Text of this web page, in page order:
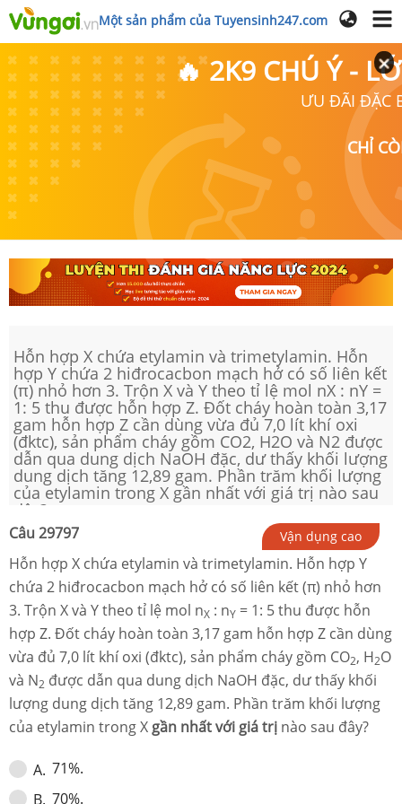
Một sản phẩm của Tuyensinh247.com
🔥 2K9 CHÚ Ý -
ƯU ĐÃI ĐẶC
CHỈ
Hỗn hợp X chứa etylamin và trimetylamin. Hỗn
hợp Y chứa 2 hiđrocacbon mạch hở có số liên kết
(π) nhỏ hơn 3. Trộn X và Y theo tỉ lệ mol nX : nY =
1: 5 thu được hỗn hợp Z. Đốt cháy hoàn toàn 3,17
gam hỗn hợp Z cần dùng vừa đủ 7,0 lít khí oxi
(đktc), sản phẩm cháy gồm CO2, H2O và N2 được
dẫn qua dung dịch NaOH đặc, dư thấy khối lượng
dung dịch tăng 12,89 gam. Phần trăm khối lượng
của etylamin trong X gần nhất với giá trị nào sau
đây?
Câu 29797 Vận dụng cao
Hỗn hợp X chứa etylamin và trimetylamin. Hỗn hợp Y
chứa 2 hiđrocacbon mạch hở có số liên kết (π) nhỏ hơn
3. Trộn X và Y theo tỉ lệ mol nX : nY = 1: 5 thu được hỗn
hợp Z. Đốt cháy hoàn toàn 3,17 gam hỗn hợp Z cần dùng
vừa đủ 7,0 lít khí oxi (đktc), sản phẩm cháy gồm CO2, H2O
và N2 được dẫn qua dung dịch NaOH đặc, dư thấy khối
lượng dung dịch tăng 12,89 gam. Phần trăm khối lượng
của etylamin trong Xgần nhất với giá trị nào sau đây?
A. 71%.
B. 70%.